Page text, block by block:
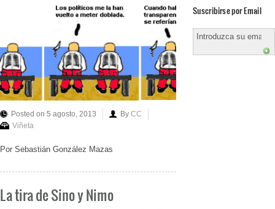
Posted on 5 agosto, 2013 By CC
Viñeta
Por Sebastián González Mazas
La tira de Sino y Nimo
Suscribirse por Email